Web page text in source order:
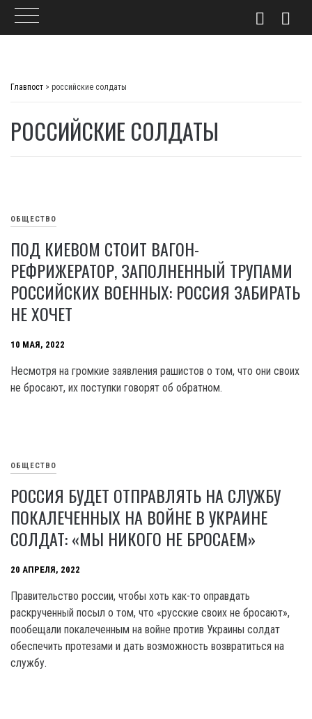
Главпост > российские солдаты
РОССИЙСКИЕ СОЛДАТЫ
ОБЩЕСТВО
ПОД КИЕВОМ СТОИТ ВАГОН-
РЕФРИЖЕРАТОР, ЗАПОЛНЕННЫЙ ТРУПАМИ
РОССИЙСКИХ ВОЕННЫХ: РОССИЯ ЗАБИРАТЬ
НЕ ХОЧЕТ
10 МАЯ, 2022
Несмотря на громкие заявления рашистов о том, что они своих
не бросают, их поступки говорят об обратном.
ОБЩЕСТВО
РОССИЯ БУДЕТ ОТПРАВЛЯТЬ НА СЛУЖБУ
ПОКАЛЕЧЕННЫХ НА ВОЙНЕ В УКРАИНЕ
СОЛДАТ: «МЫ НИКОГО НЕ БРОСАЕМ»
20 АПРЕЛЯ, 2022
Правительство россии, чтобы хоть как-то оправдать
раскрученный посыл о том, что «русские своих не бросают»,
пообещали покалеченным на войне против Украины солдат
обеспечить протезами и дать возможность возвратиться на
службу.